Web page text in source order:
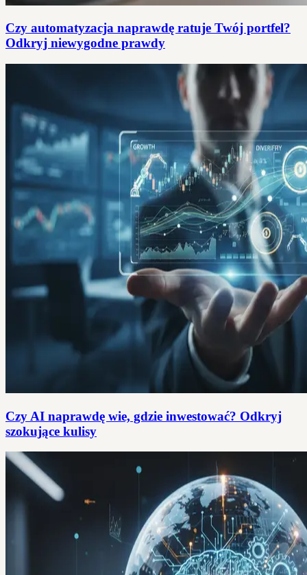
Czy automatyzacja naprawdę ratuje Twój portfel?
Odkryj niewygodne prawdy
Czy AI naprawdę wie, gdzie inwestować? Odkryj
szokujące kulisy